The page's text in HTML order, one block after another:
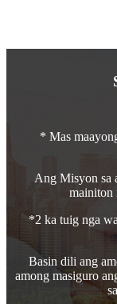
* Mas
Ang Misyon sa
mainiton
*2 ka tuig nga
Basin dili ang
among masiguro